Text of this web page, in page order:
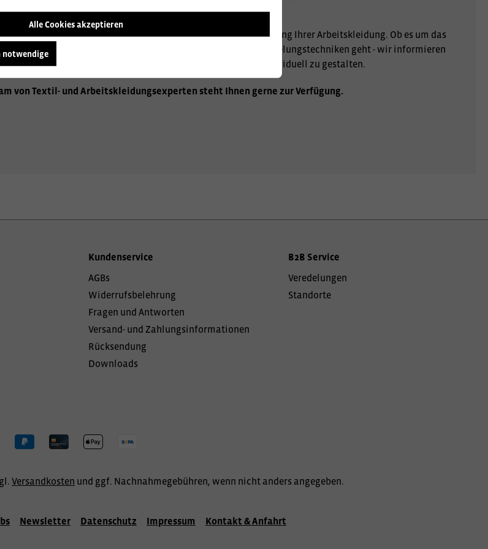
Sie gerne zu den vielfältigen Möglichkeiten der Personalisierung Ihrer Arbeitskleidung. Ob es um das
Ihres Firmenlogos, hochwertige Stickereien oder andere Veredelungstechniken geht - wir informieren
über alle Optionen, um Ihre Arbeitskleidung einzigartig und individuell zu gestalten.
von Textil- und Arbeitskleidungsexperten steht Ihnen gerne zur Verfügung.
Kundenservice
AGBs
Widerrufsbelehrung
Fragen und Antworten
Versand- und Zahlungsinformationen
Rücksendung
Downloads
B2B Service
Veredelungen
Standorte
Versandkosten und ggf. Nachnahmegebühren, wenn nicht anders angegeben.
Newsletter Datenschutz Impressum Kontakt & Anfahrt
Alle Cookies akzeptieren
notwendige